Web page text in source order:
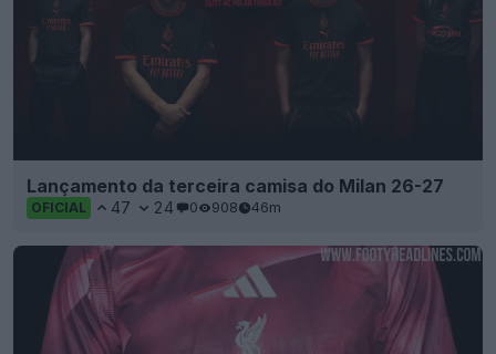
Lançamento da terceira camisa do Milan 26-27
OFICIAL 47 24 0 908 46m